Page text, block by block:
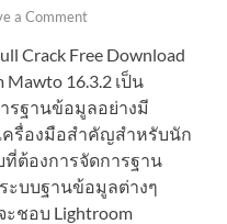
a Comment
Crack Free Download
16.3.2 เป็น
รฐานข้อมูลอย่างมี
ครื่องมือสำคัญสำหรับนัก
ต้องการจัดการฐาน
บบฐานข้อมูลต่างๆ
ชอบ Lightroom